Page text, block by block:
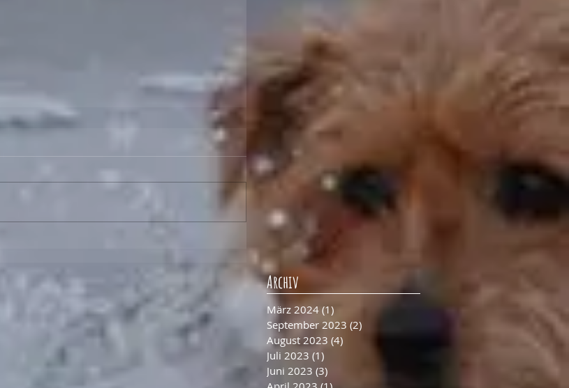
Archiv
März 2024 (1)
September 2023 (2)
August 2023 (4)
Juli 2023 (1)
Juni 2023 (3)